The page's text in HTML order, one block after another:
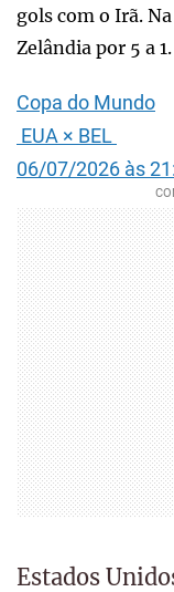
gols com o Irã.
Zelândia por 5 a 1.
Copa do Mundo
EUA × BEL
06/07/2026 às
Estados